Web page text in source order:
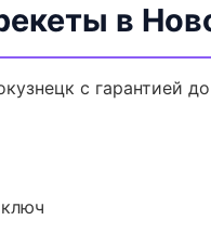
в
с гарантией